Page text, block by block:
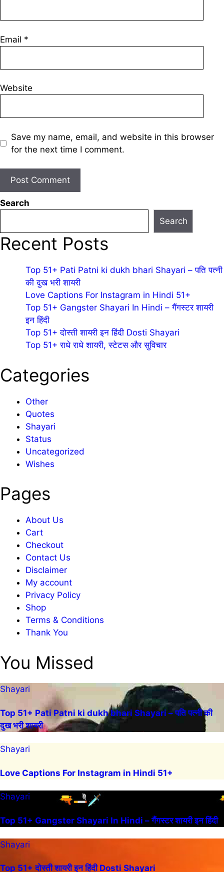
Email *
Website
Save my name, email, and website in this browser
for the next time I comment.
Search
Search
Recent Posts
Top 51+ Pati Patni ki dukh bhari Shayari – पति पत्नी
की दुख भरी शायरी
Love Captions For Instagram in Hindi 51+
Top 51+ Gangster Shayari In Hindi – गैंगस्टर शायरी
इन हिंदी
Top 51+ दोस्ती शायरी इन हिंदी Dosti Shayari
Top 51+ राधे राधे शायरी, स्टेटस और सुविचार
Categories
Other
Quotes
Shayari
Status
Uncategorized
Wishes
Pages
About Us
Cart
Checkout
Contact Us
Disclaimer
My account
Privacy Policy
Shop
Terms & Conditions
Thank You
You Missed
Shayari
Top 51+ Pati Patni ki dukh bhari Shayari – पति पत्नी की
दुख भरी शायरी
Shayari
Love Captions For Instagram in Hindi 51+
Shayari
Top 51+ Gangster Shayari In Hindi – गैंगस्टर शायरी इन हिंदी
Shayari
Top 51+ दोस्ती शायरी इन हिंदी Dosti Shayari